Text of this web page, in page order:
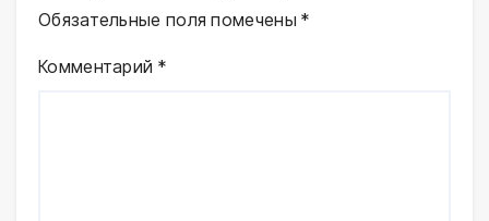
Обязательные поля помечены*
Комментарий *